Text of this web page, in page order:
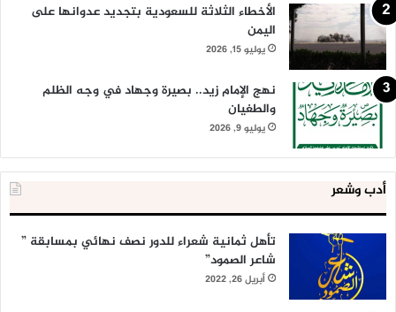
الأخطاء الثلاثة للسعودية بتجديد عدوانها على
اليمن
يوليو 15, 2026
نهج الإمام زيد.. بصيرة وجهاد في وجه الظلم
والطغيان
يوليو 9, 2026
أدب وشعر
تأهل ثمانية شعراء للدور نصف نهائي بمسابقة ”
شاعر الصمود”
أبريل 26, 2022